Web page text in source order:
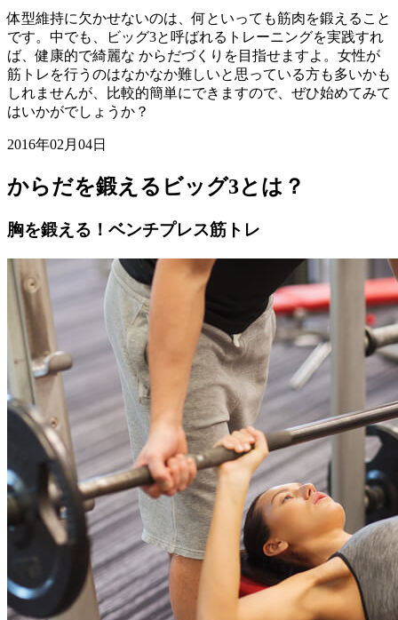
体型維持に欠かせないのは、何といっても筋肉を鍛えること
です。中でも、ビッグ3と呼ばれるトレーニングを実践すれ
ば、健康的で綺麗な からだづくりを目指せますよ。女性が
筋トレを行うのはなかなか難しいと思っている方も多いかも
しれませんが、比較的簡単にできますので、ぜひ始めてみて
はいかがでしょうか？
2016年02月04日
からだを鍛えるビッグ3とは？
胸を鍛える！ベンチプレス筋トレ